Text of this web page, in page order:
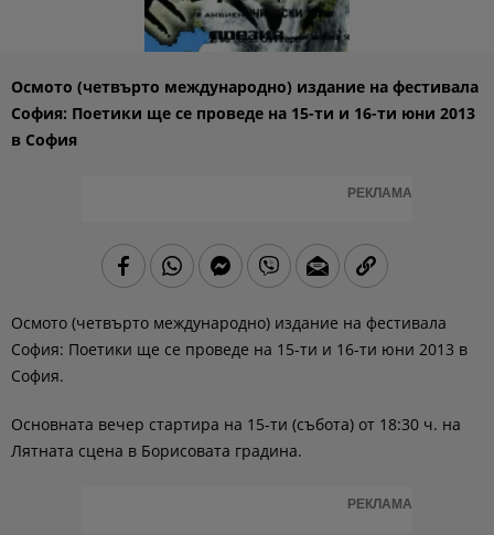
Осмото (четвърто международно) издание на фестивала
София: Поетики ще се проведе на 15-ти и 16-ти юни 2013
в София
РЕКЛАМА
Осмото (четвърто международно) издание на фестивала
София: Поетики ще се проведе на 15-ти и 16-ти юни 2013 в
София.
Основната вечер стартира на 15-ти (събота) от 18:30 ч. на
Лятната сцена в Борисовата градина.
РЕКЛАМА